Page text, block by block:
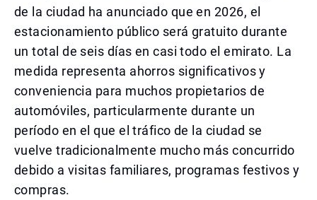
de la ciudad ha anunciado que en 2026, el
estacionamiento público será gratuito durante
un total de seis días en casi todo el emirato. La
medida representa ahorros significativos y
conveniencia para muchos propietarios de
automóviles, particularmente durante un
período en el que el tráfico de la ciudad se
vuelve tradicionalmente mucho más concurrido
debido a visitas familiares, programas festivos y
compras.